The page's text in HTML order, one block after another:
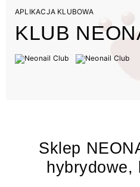
APLIKACJA KLUBOWA
KLUB
Sklep
hybrydowe,